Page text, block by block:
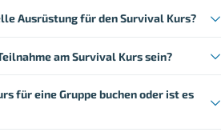
Ausrüstung für den Survival Kurs?
am Survival Kurs sein?
für eine Gruppe buchen oder ist es